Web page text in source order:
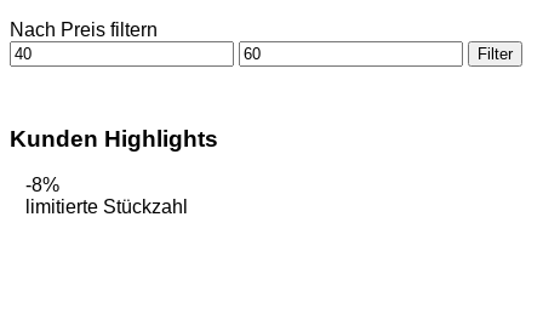
Nach Preis filtern
Min.
Preis
Max.
Preis
Filter
Kunden Highlights
-8%
limitierte Stückzahl